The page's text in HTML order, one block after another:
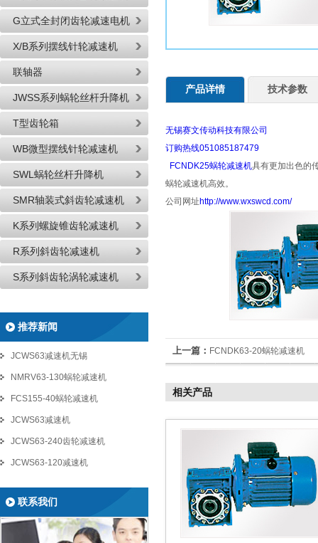
G立式全封闭齿轮减速电机
X/B系列摆线针轮减速机
联轴器
JWSS系列蜗轮丝杆升降机
T型齿轮箱
WB微型摆线针轮减速机
SWL蜗轮丝杆升降机
SMR轴装式斜齿轮减速机
K系列螺旋锥齿轮减速机
R系列斜齿轮减速机
S系列斜齿轮涡轮减速机
推荐新闻
JCWS63减速机无锡
NMRV63-130蜗轮减速机
FCS155-40蜗轮减速机
JCWS63减速机
JCWS63-240齿轮减速机
JCWS63-120减速机
联系我们
产品详情 技术参数
无锡赛文传动科技有限公司
订购热线051085187479
FCNDK25蜗轮减速机具有更加出色的
蜗轮减速机高效。
公司网址http://www.wxswcd.com/
上一篇： FCNDK63-20蜗轮减速机
相关产品